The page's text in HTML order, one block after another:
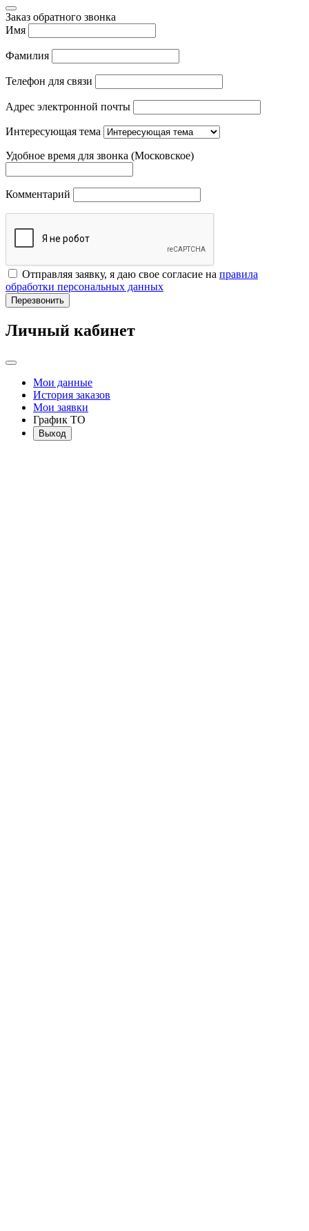
Заказ обратного звонка
Имя
Фамилия
Телефон для связи
Адрес электронной почты
Интересующая тема
Удобное время для звонка (Московское)
Комментарий
Отправляя заявку, я даю свое согласие на правила
обработки персональных данных
Перезвонить
Личный кабинет
Мои данные
История заказов
Мои заявки
График ТО
Выход